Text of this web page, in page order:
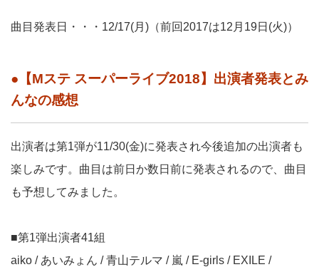
曲目発表日・・・12/17(月)（前回2017は12月19日(火)）
●【Mステ スーパーライブ2018】出演者発表とみ
んなの感想
出演者は第1弾が11/30(金)に発表され今後追加の出演者も
楽しみです。曲目は前日か数日前に発表されるので、曲目
も予想してみました。
■第1弾出演者41組
aiko / あいみょん / 青山テルマ / 嵐 / E-girls / EXILE /